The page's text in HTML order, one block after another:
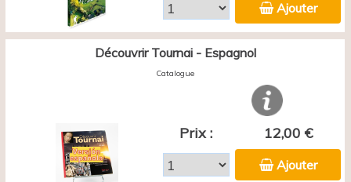
Ajouter
Découvrir Tournai - Espagnol
Catalogue
Prix : 12,00 €
Ajouter